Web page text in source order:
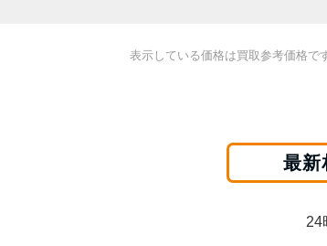
表示している価格は買取参考価格で
最新
24